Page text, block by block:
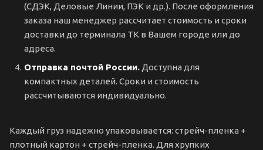
(СДЭК, Деловые Линии, ПЭК и др.). После оформления
заказа наш менеджер рассчитает стоимость и сроки
доставки до терминала ТК в Вашем городе или до
адреса.
Отправка почтой России. Доступна для
компактных деталей. Сроки и стоимость
рассчитываются индивидуально.
Каждый груз надежно упаковывается: стрейч-пленка +
плотный картон + стрейч-пленка. Для хрупких